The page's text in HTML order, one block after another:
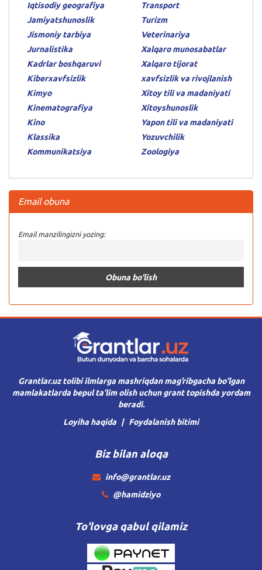
Iqtisodiy geografiya
Jamiyatshunoslik
Jismoniy tarbiya
Jurnalistika
Kadrlar boshqaruvi
Kiberxavfsizlik
Kimyo
Kinematografiya
Kino
Klassika
Kommunikatsiya
Transport
Turizm
Veterinariya
Xalqaro munosabatlar
Xalqaro tijorat
xavfsizlik va rivojlanish
Xitoy tili va madaniyati
Xitoyshunoslik
Yapon tili va madaniyati
Yozuvchilik
Zoologiya
Email obuna
Email manzilingizni yozing:
Grantlar.uz tolibi ilmlarga mashriqdan mag’ribgacha bo’lgan
mamlakatlarda bepul ta’lim olish uchun grant topishda yordam
beradi.
Loyiha haqida
Foydalanish bitimi
Biz bilan aloqa
info@grantlar.uz
@hamidziyo
To'lovga qabul qilamiz